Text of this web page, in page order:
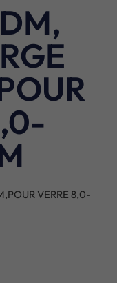
VERRE 8,0-